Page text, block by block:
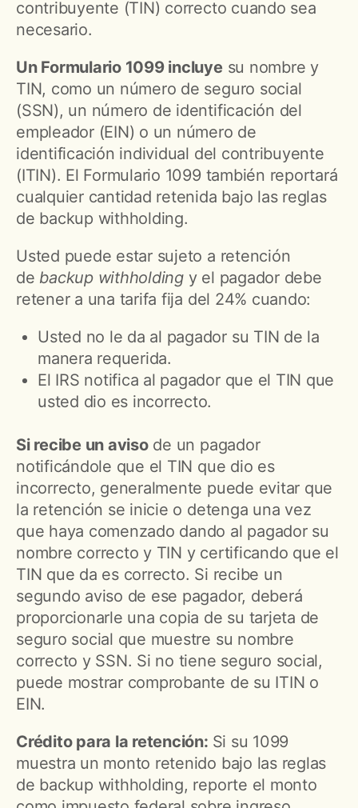
contribuyente (TIN) correcto cuando sea
necesario.
Un Formulario 1099 incluyesu nombre y
TIN, como un número de seguro social
(SSN), un número de identificación del
empleador (EIN) o un número de
identificación individual del contribuyente
(ITIN). El Formulario 1099 también reportará
cualquier cantidad retenida bajo las reglas
de backup withholding.
Usted puede estar sujeto a retención
de backup withholdingy el pagador debe
retener a una tarifa fija del 24% cuando:
Usted no le da al pagador su TIN de la
manera requerida.
El IRS notifica al pagador que el TIN que
usted dio es incorrecto.
Si recibe un avisode un pagador
notificándole que el TIN que dio es
incorrecto, generalmente puede evitar que
la retención se inicie o detenga una vez
que haya comenzado dando al pagador su
nombre correcto y TIN y certificando que el
TIN que da es correcto. Si recibe un
segundo aviso de ese pagador, deberá
proporcionarle una copia de su tarjeta de
seguro social que muestre su nombre
correcto y SSN. Si no tiene seguro social,
puede mostrar comprobante de su ITIN o
EIN.
Crédito para la retención: Si su 1099
muestra un monto retenido bajo las reglas
de backup withholding, reporte el monto